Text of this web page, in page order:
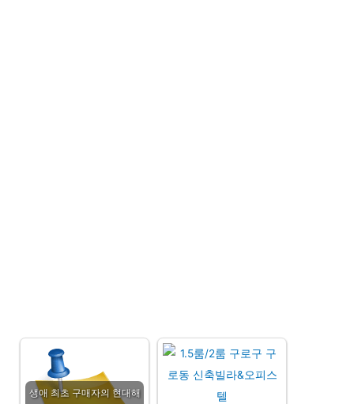
생애 최초 구매자의 현대해